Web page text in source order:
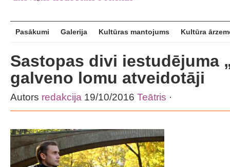
Pasākumi Galerija Kultūras mantojums Kultūra
Sastopas divi iestudējuma
galveno lomu atveidotāji
Autors redakcija 19/10/2016 Teātris ·